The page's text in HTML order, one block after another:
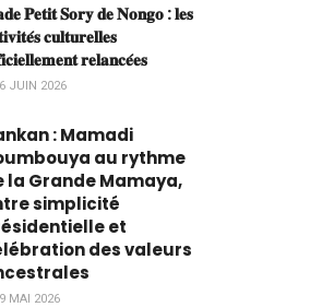
𝐏𝐞𝐭𝐢𝐭 𝐒𝐨𝐫𝐲 𝐝𝐞 𝐍𝐨𝐧𝐠𝐨 : 𝐥𝐞𝐬
𝐜𝐮𝐥𝐭𝐮𝐫𝐞𝐥𝐥𝐞𝐬
𝐫𝐞𝐥𝐚𝐧𝐜𝐞́𝐞𝐬
JUIN 2026
: Mamadi
au rythme
la Grande Mamaya,
simplicité
et
des valeurs
MAI 2026